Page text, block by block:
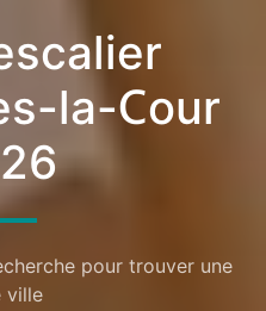
la-Cour
pour trouver une
ville